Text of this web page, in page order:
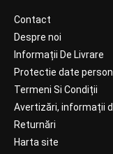
Contact
Despre noi
Informații De Livrare
Protectie date
Termeni Si Condiții
Avertizări, informații
Returnări
Harta site